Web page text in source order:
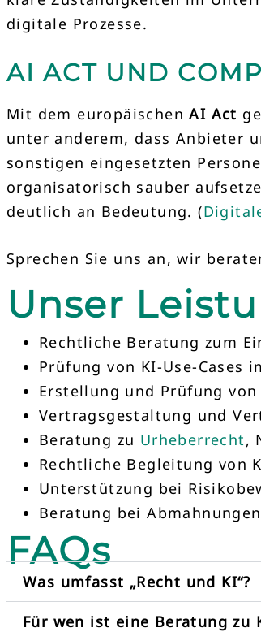
digitale Prozesse.
AI ACT UND
Mit dem europäischenAI Act
unter anderem, dass Anbieter
sonstigen eingesetzten
organisatorisch sauber
deutlich an Bedeutung. (
Sprechen Sie uns an, wir
Unser
Rechtliche Beratung zum
Prüfung von KI-Use-Cases
Erstellung und Prüfung
Vertragsgestaltung und
Beratung zu Urheberrecht,
Rechtliche Begleitung von
Unterstützung bei
Beratung bei
FAQs
Was umfasst „Recht und KI“?
Für wen ist eine Beratung zu